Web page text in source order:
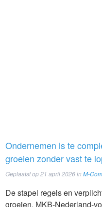
Ondernemen is te
groeien zonder vast te
Geplaatst op21 april 2026inM-
De stapel regels en
groeien. MKB-Nederland-